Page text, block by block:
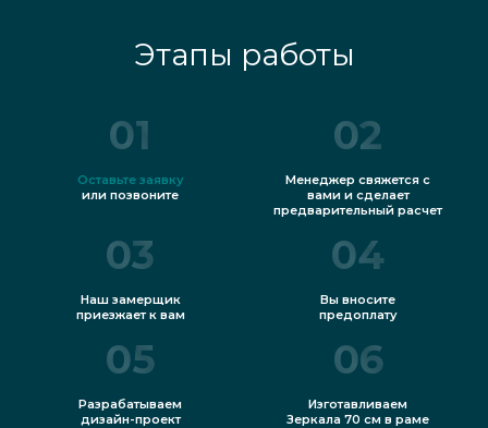
Этапы работы
01
Оставьте заявку
или позвоните
02
Менеджер свяжется с
вами и сделает
предварительный расчет
03
Наш замерщик
приезжает к вам
04
Вы вносите
предоплату
05
Разрабатываем
дизайн-проект
06
Изготавливаем
Зеркала 70 см в раме